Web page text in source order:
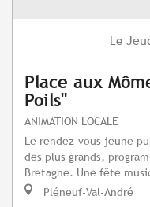
Le
Place aux
Poils"
ANIMATION LOCALE
Le rendez-vous jeune
des plus grands,
Bretagne. Une fête
Pléneuf-Val-André